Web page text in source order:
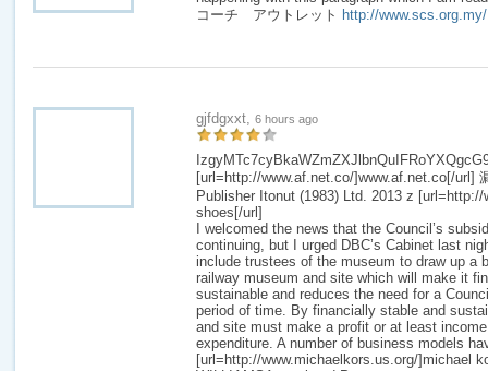
コーチ アウトレット http://www.scs.org.my/
gjfdgxxt, 6 hours ago
[url=http://www.af.net.co/]www.af.net.co[/url]
Publisher Itonut (1983) Ltd. 2013 z
shoes[/url]
I welcomed the news that the Council’s
continuing, but I urged DBC’s Cabinet last
include trustees of the museum to draw up a
railway museum and site which will make it
sustainable and reduces the need for a
period of time. By financially stable and
and site must make a profit or at least
expenditure. A number of business models
[url=http://www.michaelkors.us.org/]michael